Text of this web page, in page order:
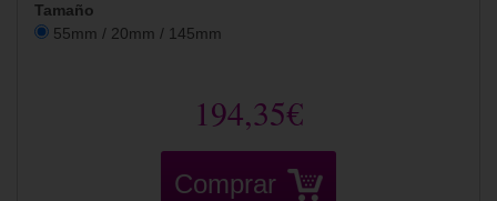
Tamaño
55mm / 20mm / 145mm
194,35€
Comprar